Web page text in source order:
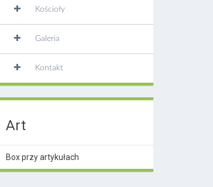
Kościoły
Galeria
Kontakt
Art
Box przy artykułach